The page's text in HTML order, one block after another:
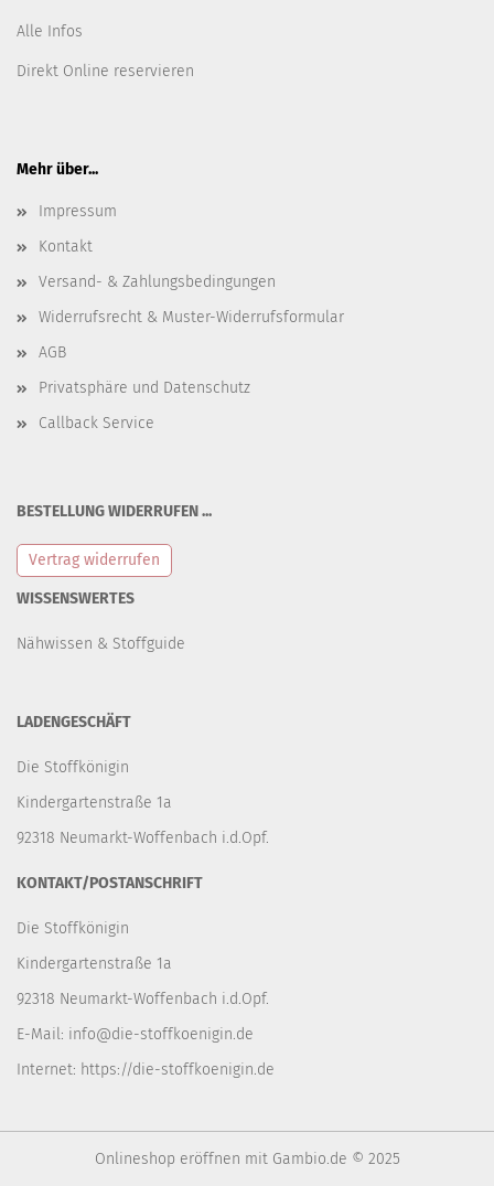
Alle Infos
Direkt Online reservieren
Mehr über...
Impressum
Kontakt
Versand- & Zahlungsbedingungen
Widerrufsrecht & Muster-Widerrufsformular
AGB
Privatsphäre und Datenschutz
Callback Service
BESTELLUNG WIDERRUFEN ...
Vertrag widerrufen
WISSENSWERTES
Nähwissen & Stoffguide
LADENGESCHÄFT
Die Stoffkönigin
Kindergartenstraße 1a
92318 Neumarkt-Woffenbach i.d.Opf.
KONTAKT/POSTANSCHRIFT
Die Stoffkönigin
Kindergartenstraße 1a
92318 Neumarkt-Woffenbach i.d.Opf.
E-Mail: info@die-stoffkoenigin.de
Internet: https://die-stoffkoenigin.de
Onlineshop eröffnen mit Gambio.de © 2025